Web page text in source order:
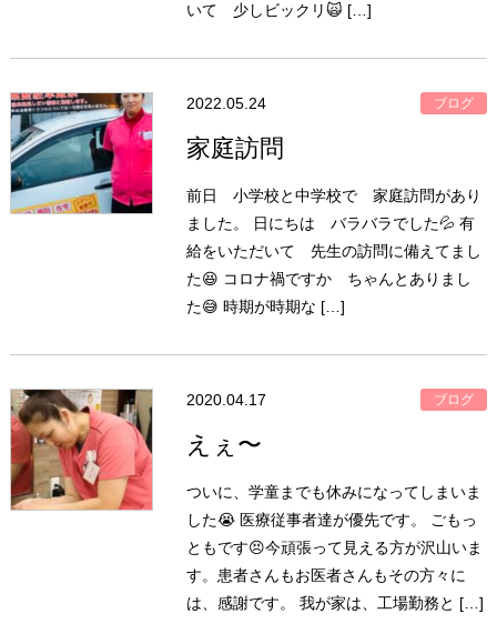
いて 少しビックリ🙀 […]
2022.05.24 ブログ
家庭訪問
前日 小学校と中学校で 家庭訪問があり
ました。 日にちは バラバラでした💦 有
給をいただいて 先生の訪問に備えてまし
た😆 コロナ禍ですか ちゃんとありまし
た😅 時期が時期な […]
2020.04.17 ブログ
えぇ〜
ついに、学童までも休みになってしまいま
した😭 医療従事者達が優先です。 ごもっ
ともです😣今頑張って見える方が沢山いま
す。患者さんもお医者さんもその方々に
は、感謝です。 我が家は、工場勤務と […]